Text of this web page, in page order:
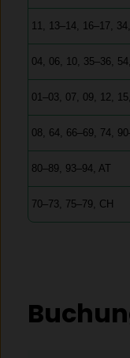
11, 13–14, 16–17,
04, 06, 10, 35–36,
01–03, 07, 09, 12,
08, 64, 66–69, 74,
80–89, 93–94, AT
70–73, 75–79, CH